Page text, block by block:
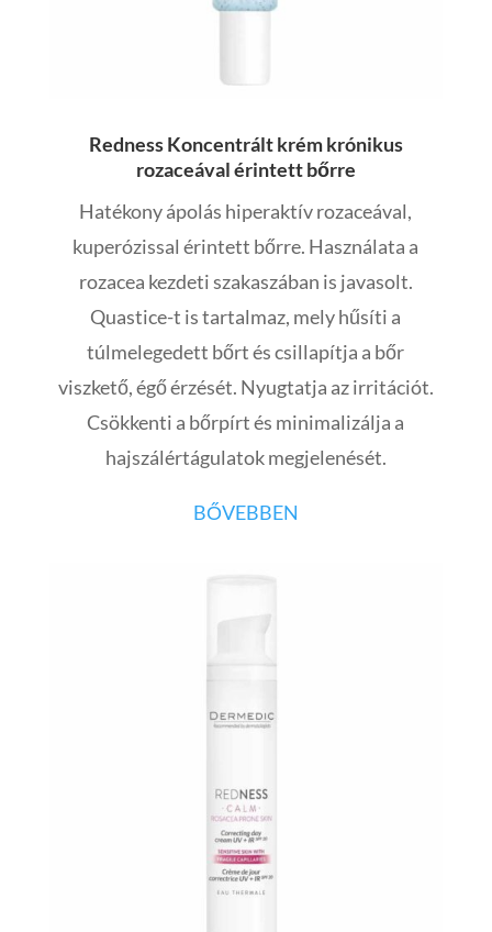
Redness Koncentrált krém krónikus
rozaceával érintett bőrre
Hatékony ápolás hiperaktív rozaceával,
kuperózissal érintett bőrre. Használata a
rozacea kezdeti szakaszában is javasolt.
Quastice-t is tartalmaz, mely hűsíti a
túlmelegedett bőrt és csillapítja a bőr
viszkető, égő érzését. Nyugtatja az irritációt.
Csökkenti a bőrpírt és minimalizálja a
hajszálértágulatok megjelenését.
BŐVEBBEN